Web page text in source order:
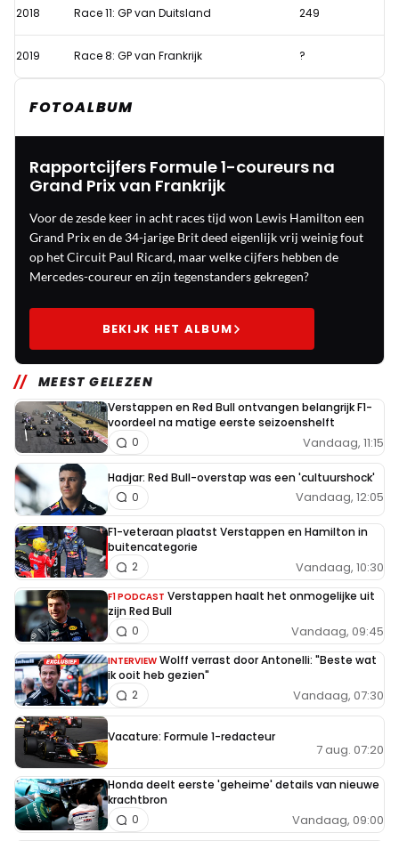
100ste
WK-
punt
van
2019
2018 Race 11: GP van Duitsland 249
2019 Race 8: GP van Frankrijk ?
FOTOALBUM
Rapportcijfers Formule 1-coureurs na
Grand Prix van Frankrijk
Voor de zesde keer in acht races tijd won Lewis Hamilton een
Grand Prix en de 34-jarige Brit deed eigenlijk vrij weinig fout
op het Circuit Paul Ricard, maar welke cijfers hebben de
Mercedes-coureur en zijn tegenstanders gekregen?
BEKIJK HET ALBUM
MEEST GELEZEN
Verstappen en Red Bull ontvangen belangrijk F1-
voordeel na matige eerste seizoenshelft
Vandaag, 11:15
0
Hadjar: Red Bull-overstap was een 'cultuurshock'
Vandaag, 12:05
0
F1-veteraan plaatst Verstappen en Hamilton in
buitencategorie
Vandaag, 10:30
2
F1 PODCAST Verstappen haalt het onmogelijke uit
zijn Red Bull
Vandaag, 09:45
0
INTERVIEW Wolff verrast door Antonelli: "Beste wat
ik ooit heb gezien"
Vandaag, 07:30
2
Vacature: Formule 1-redacteur
7 aug. 07:20
Honda deelt eerste 'geheime' details van nieuwe
krachtbron
Vandaag, 09:00
0